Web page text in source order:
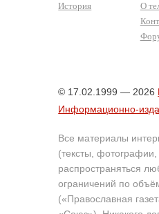
История
О
© 17.02.1999 — 2026
Информационно-
Все материалы
(тексты,
распространяться
ограничений по
(«Православная